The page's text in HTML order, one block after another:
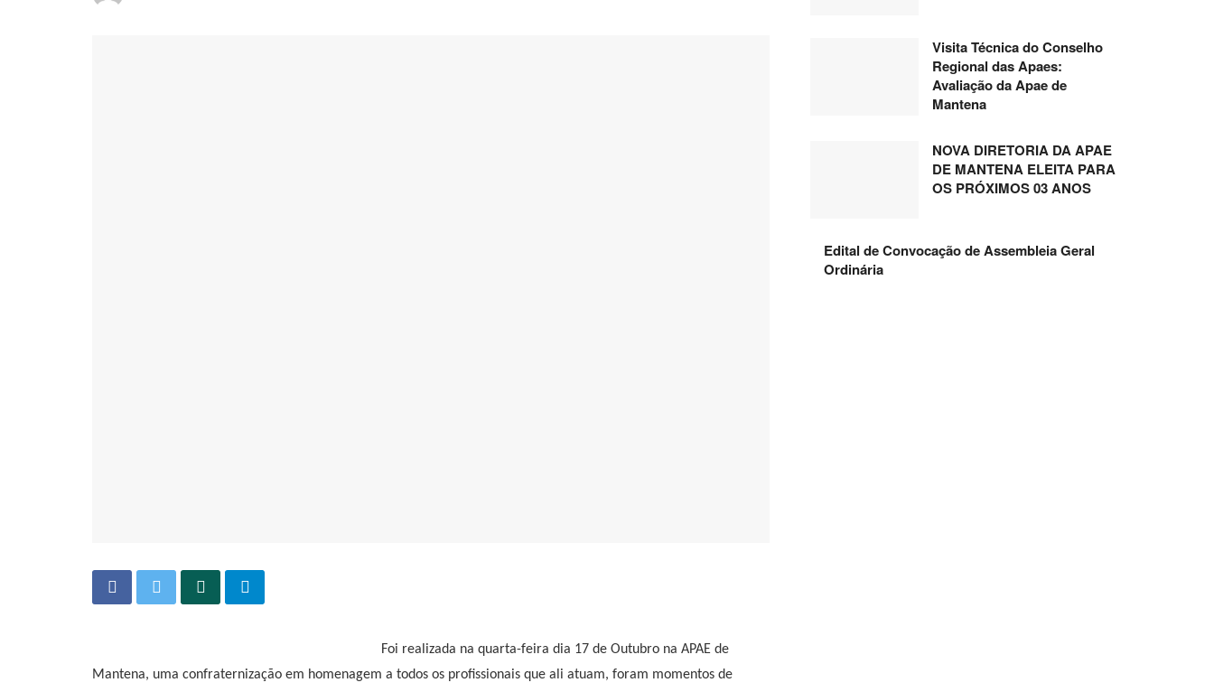
Foi realizada na quarta-feira dia 17 de Outubro na APAE de
Mantena, uma confraternização em homenagem a todos os profissionais que ali atuam, foram momentos de
Visita Técnica do Conselho
Regional das Apaes:
Avaliação da Apae de
Mantena
NOVA DIRETORIA DA APAE
DE MANTENA ELEITA PARA
OS PRÓXIMOS 03 ANOS
Edital de Convocação de Assembleia Geral
Ordinária